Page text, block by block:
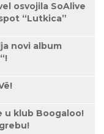
osvojila SoAlive
“Lutkica”
novi album
u klub Boogaloo!